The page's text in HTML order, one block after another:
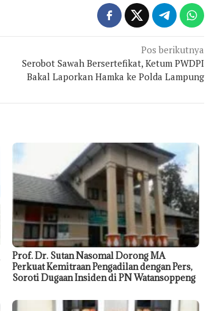
Pos berikutnya
Serobot Sawah Bersertefikat, Ketum PWDPI
Bakal Laporkan Hamka ke Polda Lampung
Prof. Dr. Sutan Nasomal Dorong MA
Perkuat Kemitraan Pengadilan dengan Pers,
Soroti Dugaan Insiden di PN Watansoppeng